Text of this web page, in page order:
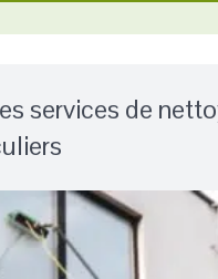
services de